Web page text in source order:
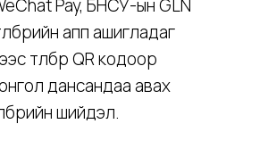
Pay, БНСУ-ын GLN
апп ашигладаг
төлбөрөө QR кодоор
дансандаа авах
шийдэл.